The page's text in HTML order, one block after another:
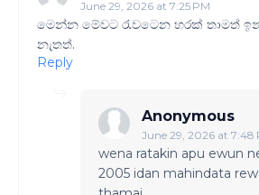
June 29, 2026 at 7:25 PM
මෙන්න මේවට රැවටෙන හරක් තාමත්
නැතත්.
Reply
Anonymous
June 29, 2026 at 7:48
wena ratakin apu ewun
2005 idan mahindata